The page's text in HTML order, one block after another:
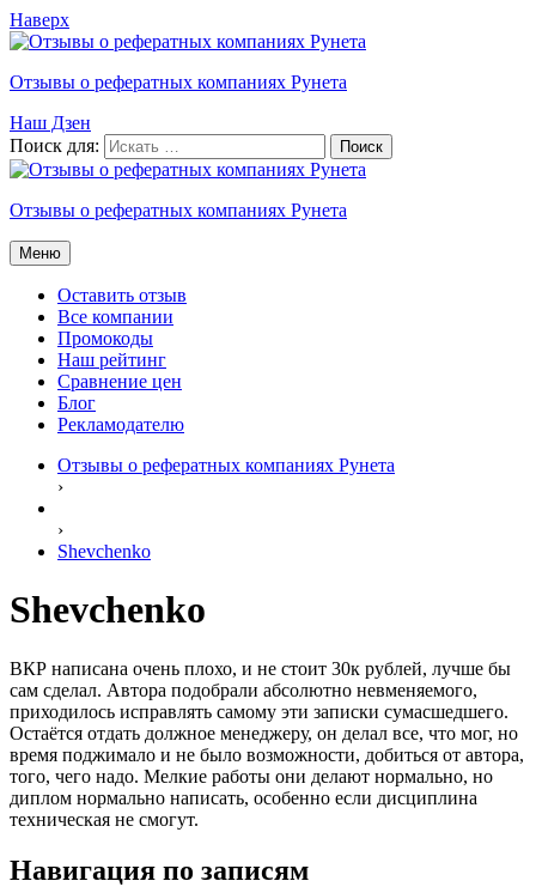
Наверх
Отзывы о рефератных компаниях Рунета
Наш Дзен
Поиск для:
Отзывы о рефератных компаниях Рунета
Меню
Оставить отзыв
Все компании
Промокоды
Наш рейтинг
Сравнение цен
Блог
Рекламодателю
Отзывы о рефератных компаниях Рунета
›
›
Shevchenko
Shevchenko
ВКР написана очень плохо, и не стоит 30к рублей, лучше бы
сам сделал. Автора подобрали абсолютно невменяемого,
приходилось исправлять самому эти записки сумасшедшего.
Остаётся отдать должное менеджеру, он делал все, что мог, но
время поджимало и не было возможности, добиться от автора,
того, чего надо. Мелкие работы они делают нормально, но
диплом нормально написать, особенно если дисциплина
техническая не смогут.
Навигация по записям